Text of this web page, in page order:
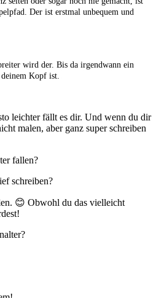
Der ist erstmal unbequem und
wird der. Bis da irgendwann ein
Kopf ist.
leichter fällt es dir. Und wenn du dir
malen, aber ganz super schreiben
fallen?
schreiben?
😊 Obwohl du das vielleicht